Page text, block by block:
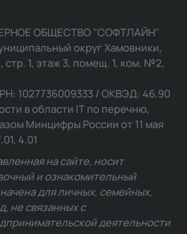
ОБЩЕСТВО "СОФТЛАЙН"
округ Хамовники,
стр. 1, этаж 3, помещ. 1, ком. №2,
1027736009333 / ОКВЭД: 46.90
в области IT по перечню,
Минцифры России от 11 мая
4.01
на сайте, носит
и ознакомительный
для личных, семейных,
не связанных с
деятельности